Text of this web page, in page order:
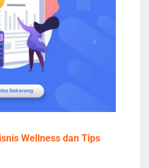
Wellness dan Tips